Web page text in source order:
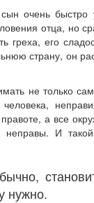
очень
отца, но
греха, его
страну, он
не только
а все
И
нужно.